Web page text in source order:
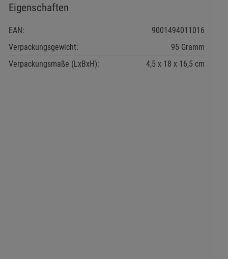
Eigenschaften
EAN:
9001494011016
Verpackungsgewicht:
95 Gramm
Verpackungsmaße (LxBxH):
4,5 18 16,5 cm